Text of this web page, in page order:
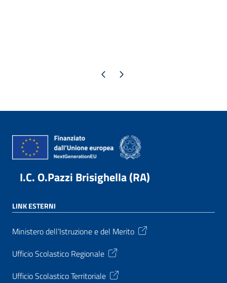
Pagina precedente
Pagina successiva
I.C. O.Pazzi Brisighella (RA)
LINK ESTERNI
Ministero dell’Istruzione e del Merito
Ufficio Scolastico Regionale
Ufficio Scolastico Territoriale